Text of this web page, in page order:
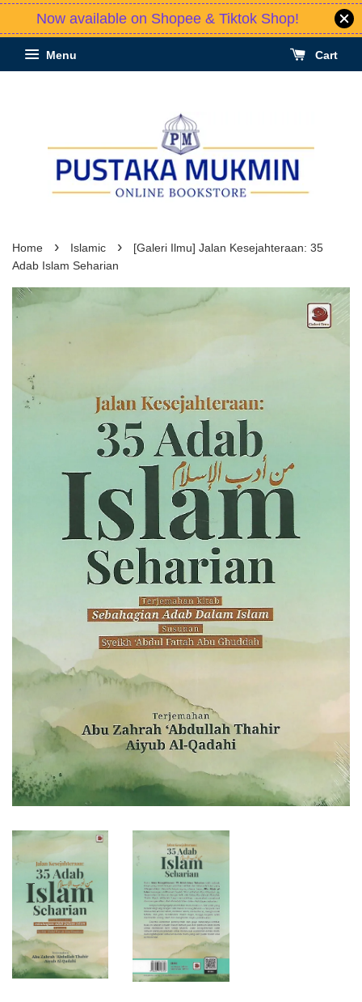
Now available on Shopee & Tiktok Shop!
Menu Cart
Home › Islamic ›
[Galeri Ilmu] Jalan Kesejahteraan: 35
Adab Islam Seharian